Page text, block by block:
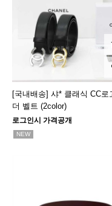
[국내배송] 샤* 클래식 CC로
더 벨트 (2color)
로그인시 가격공개
NEW